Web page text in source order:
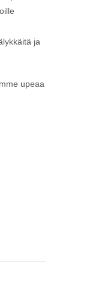
ja
upeaa